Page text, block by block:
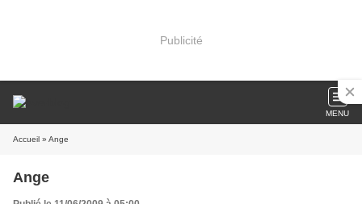
Publicité
MENU
Accueil » Ange
Ange